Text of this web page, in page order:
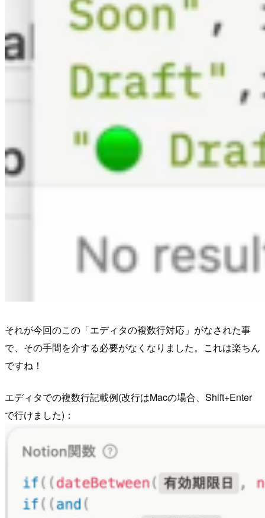
それが今回のこの「エディタの複数行対応」がなされた事
で、その手間を介する必要がなくなりました。これは楽ちん
ですね！
エディタでの複数行記載例(改行はMacの場合、Shift+Enter
で行けました)：